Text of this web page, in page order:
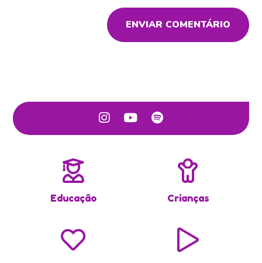
ENVIAR COMENTÁRIO
Educação Crianças